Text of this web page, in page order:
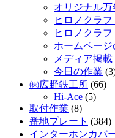
オリジナル
ヒロノクラ
ヒロノクラフ
ホームペー
メディア掲載
今日の作業
㈱広野鉄工所 (66)
Hi-Ace (5)
取付作業 (8)
番地プレート (384)
インターホンカバ